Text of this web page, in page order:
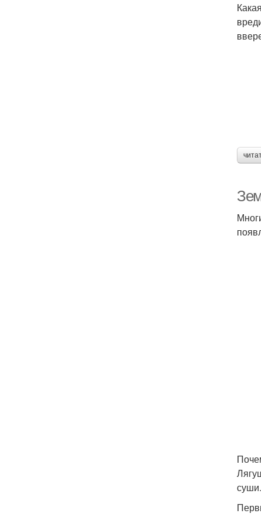
суши.